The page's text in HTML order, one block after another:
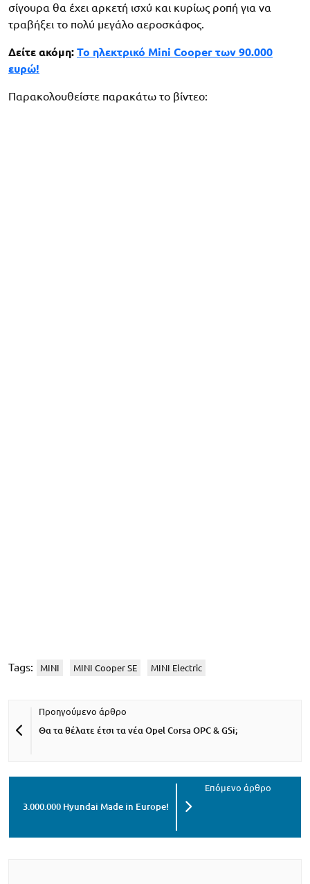
σίγουρα θα έχει αρκετή ισχύ και κυρίως ροπή για να
τραβήξει το πολύ μεγάλο αεροσκάφος.
Δείτε ακόμη: Το ηλεκτρικό Mini Cooper των 90.000
ευρώ!
Παρακολουθείστε παρακάτω το βίντεο:
Tags: MINI MINI Cooper SE MINI Electric
Θα τα θέλατε έτσι τα νέα Opel Corsa OPC & GSi;
3.000.000 Hyundai Made in Europe!